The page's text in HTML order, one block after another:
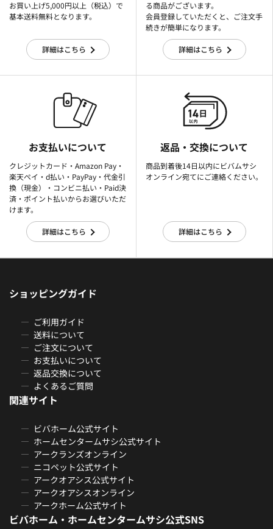
お買い上げ5,000円以上（税込）で
基本送料無料となります。
詳細はこちら
る商品がございます。
会員登録していただくと、ご注文手
続きが簡単になります。
詳細はこちら
お支払いについて
クレジットカード・Amazon Pay・
楽天ぺイ・d払い・PayPay・代金引
換（現金）・コンビニ払い・Paid決
済・ポイント払いからお選びいただ
けます。
詳細はこちら
返品・交換について
商品到着後14日以内にビバムサシ
オンライン宛てにご連絡ください。
詳細はこちら
ショッピングガイド
ご利用ガイド
送料について
ご注文について
お支払いについて
返品交換について
よくあるご質問
関連サイト
ビバホーム公式サイト
ホームセンタームサシ公式サイト
アークランズオンライン
ニコペット公式サイト
アークオアシス公式サイト
アークオアシスオンライン
アークホーム公式サイト
ビバホーム・ホームセンタームサシ公式SNS